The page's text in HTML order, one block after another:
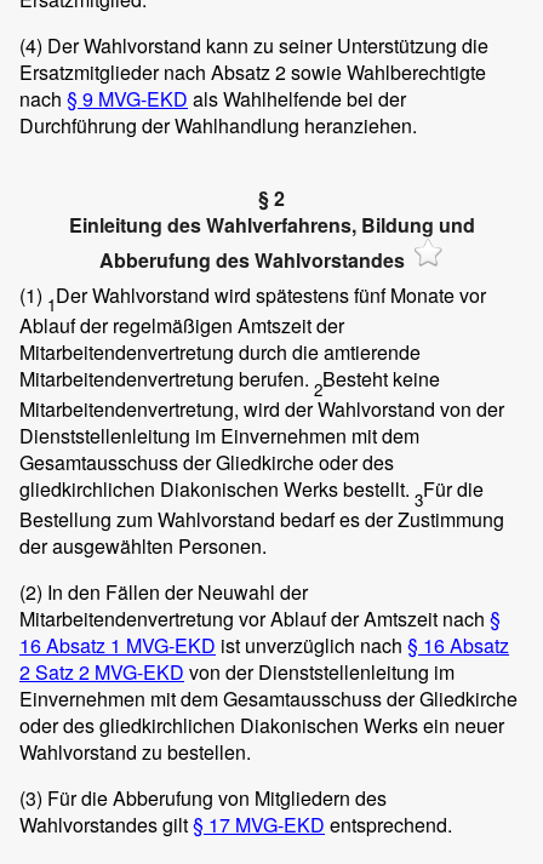
(4) Der Wahlvorstand kann zu seiner Unterstützung die
Ersatzmitglieder nach Absatz 2 sowie Wahlberechtigte
nach § 9 MVG-EKD als Wahlhelfende bei der
Durchführung der Wahlhandlung heranziehen.
§ 2
Einleitung des Wahlverfahrens, Bildung und
Abberufung des Wahlvorstandes
(1) 1Der Wahlvorstand wird spätestens fünf Monate vor
Ablauf der regelmäßigen Amtszeit der
Mitarbeitendenvertretung durch die amtierende
Mitarbeitendenvertretung berufen. 2Besteht keine
Mitarbeitendenvertretung, wird der Wahlvorstand von der
Dienststellenleitung im Einvernehmen mit dem
Gesamtausschuss der Gliedkirche oder des
gliedkirchlichen Diakonischen Werks bestellt. 3Für die
Bestellung zum Wahlvorstand bedarf es der Zustimmung
der ausgewählten Personen.
(2) In den Fällen der Neuwahl der
Mitarbeitendenvertretung vor Ablauf der Amtszeit nach §
16 Absatz 1 MVG-EKD ist unverzüglich nach § 16 Absatz
2 Satz 2 MVG-EKD von der Dienststellenleitung im
Einvernehmen mit dem Gesamtausschuss der Gliedkirche
oder des gliedkirchlichen Diakonischen Werks ein neuer
Wahlvorstand zu bestellen.
(3) Für die Abberufung von Mitgliedern des
Wahlvorstandes gilt§ 17 MVG-EKD entsprechend.